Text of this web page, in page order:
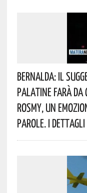
Bernalda: Il
Palatine Farà
Rosmy, Un
Parole. I Dettagli